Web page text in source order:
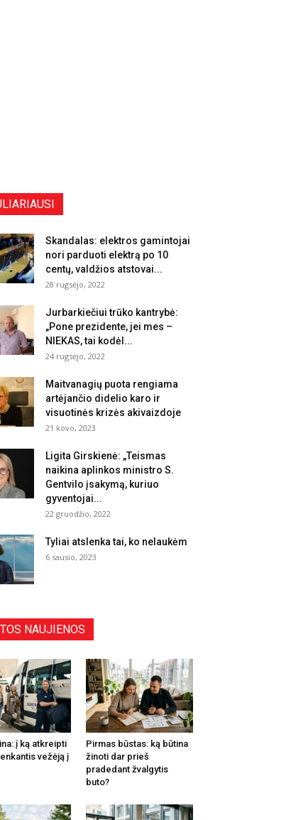
Skandalas: elektros gamintojai
nori parduoti elektrą po 10
centų, valdžios atstovai...
28 rugsėjo, 2022
Jurbarkiečiui trūko kantrybė:
„Pone prezidente, jei mes –
NIEKAS, tai kodėl...
24 rugsėjo, 2022
Maitvanagių puota rengiama
artėjančio didelio karo ir
visuotinės krizės akivaizdoje
21 kovo, 2023
Ligita Girskienė: „Teismas
naikina aplinkos ministro S.
Gentvilo įsakymą, kuriuo
gyventojai...
22 gruodžio, 2022
Tyliai atslenka tai, ko nelaukėm
6 sausio, 2023
NAUJIENOS
į ką atkreipti
vežėją į
Pirmas būstas: ką būtina
žinoti dar prieš
pradedant žvalgytis
buto?